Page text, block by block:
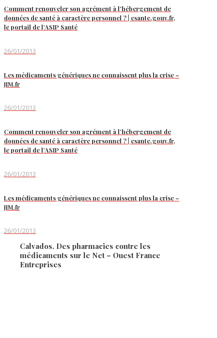
Comment renouveler son agrément à l’hébergement de
données de santé à caractère personnel ? | esante.gouv.fr,
le portail de l’ASIP Santé
26/01/2013
Les médicaments génériques ne connaissent plus la crise –
JIM.fr
26/01/2013
Comment renouveler son agrément à l’hébergement de
données de santé à caractère personnel ? | esante.gouv.fr,
le portail de l’ASIP Santé
26/01/2013
Les médicaments génériques ne connaissent plus la crise –
JIM.fr
26/01/2013
Calvados. Des pharmacies contre les
médicaments sur le Net – Ouest France
Entreprises